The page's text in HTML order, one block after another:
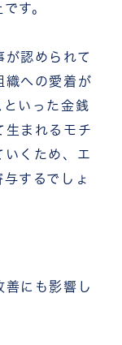
す。
認められて
織への愛着が
いった金銭
生まれるモチ
いくため、エ
するでしょ
善にも影響し